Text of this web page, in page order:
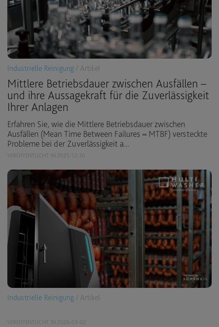
Industrielle Reinigung / Artikel
Mittlere Betriebsdauer zwischen Ausfällen –
und ihre Aussagekraft für die Zuverlässigkeit
Ihrer Anlagen
Erfahren Sie, wie die Mittlere Betriebsdauer zwischen
Ausfällen (Mean Time Between Failures = MTBF) versteckte
Probleme bei der Zuverlässigkeit a...
VERÖFFENTLICHT IN 2025-12-10
Industrielle Reinigung / Artikel
VERÖFFENTLICHT IN 2026-03-02